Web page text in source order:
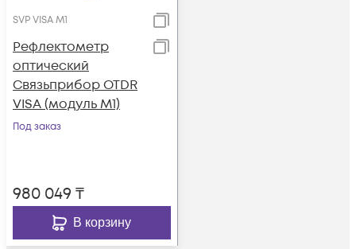
SVP VISA M1
Рефлектометр
оптический
Связьприбор OTDR
VISA (модуль М1)
Под заказ
980 049 ₸
В корзину